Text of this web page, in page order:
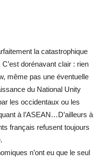
la catastrophique
dorénavant clair : rien
même pas une éventuelle
du National Unity
les occidentaux ou les
à l’ASEAN…D’ailleurs à
français refusent toujours
n’ont eu que le seul